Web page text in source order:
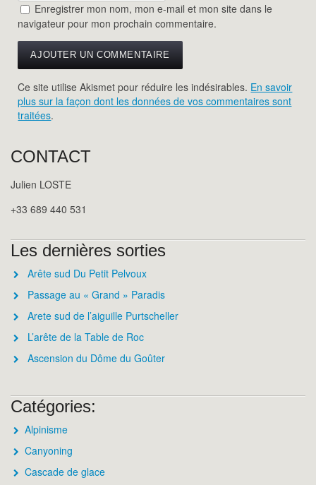
Enregistrer mon nom, mon e-mail et mon site dans le
navigateur pour mon prochain commentaire.
Ce site utilise Akismet pour réduire les indésirables. En savoir
plus sur la façon dont les données de vos commentaires sont
traitées.
CONTACT
Julien LOSTE
+33 689 440 531
Les dernières sorties
Arête sud Du Petit Pelvoux
Passage au « Grand » Paradis
Arete sud de l’aiguille Purtscheller
L’arête de la Table de Roc
Ascension du Dôme du Goûter
Catégories:
Alpinisme
Canyoning
Cascade de glace